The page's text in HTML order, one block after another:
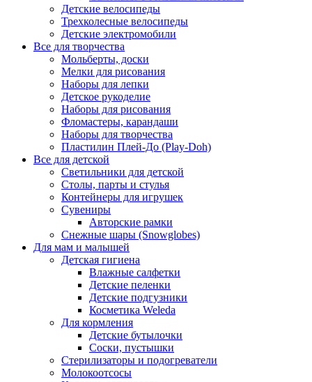
Детские велосипеды
Трехколесные велосипеды
Детские электромобили
Все для творчества
Мольберты, доски
Мелки для рисования
Наборы для лепки
Детское рукоделие
Наборы для рисования
Фломастеры, карандаши
Наборы для творчества
Пластилин Плей-До (Play-Doh)
Все для детской
Светильники для детской
Столы, парты и стулья
Контейнеры для игрушек
Сувениры
Авторские рамки
Снежные шары (Snowglobes)
Для мам и малышей
Детская гигиена
Влажные салфетки
Детские пеленки
Детские подгузники
Косметика Weleda
Для кормления
Детские бутылочки
Соски, пустышки
Стерилизаторы и подогреватели
Молокоотсосы